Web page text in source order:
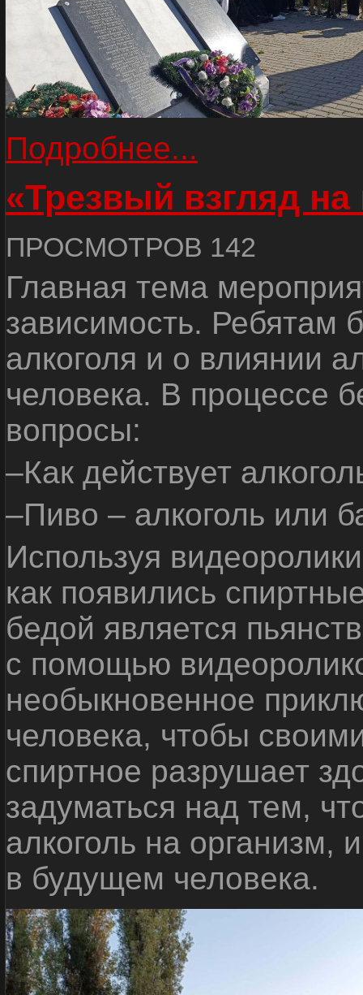
Подробнее...
«Трезвый взгляд на
ПРОСМОТРОВ 142
Главная тема
зависимость. Ребятам
алкоголя и о влиянии
человека. В процессе
вопросы:
–Как действует
–Пиво – алкоголь или
Используя
как появились
бедой является
с помощью
необыкновенное
человека, чтобы
спиртное разрушает
задуматься над тем,
алкоголь на организм,
в будущем человека.